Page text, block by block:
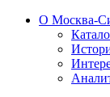
О Москва-